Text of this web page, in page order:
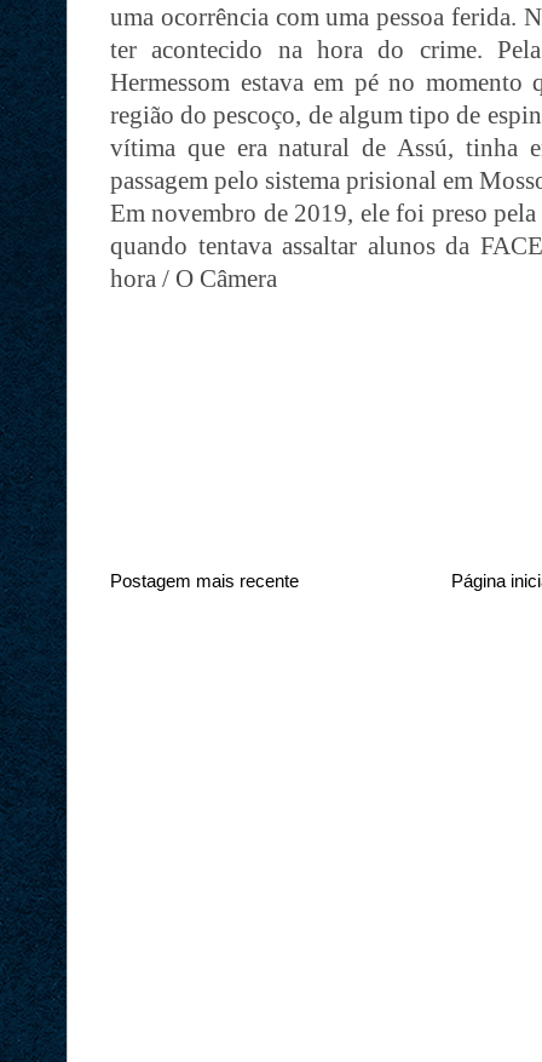
uma ocorrência com uma pessoa ferida.
ter acontecido na hora do crime.
Hermessom estava em pé no
região do pescoço, de algum tipo de
vítima que era natural de Assú, tinha
passagem pelo sistema prisional em
Em novembro de 2019, ele foi preso
quando tentava assaltar alunos da
hora / O Câmera
Postagem mais recente Página